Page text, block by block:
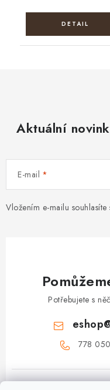
Aktuální
E-mail
Vložením e-mailu souhlasíte
Potřebujete s
eshop
778